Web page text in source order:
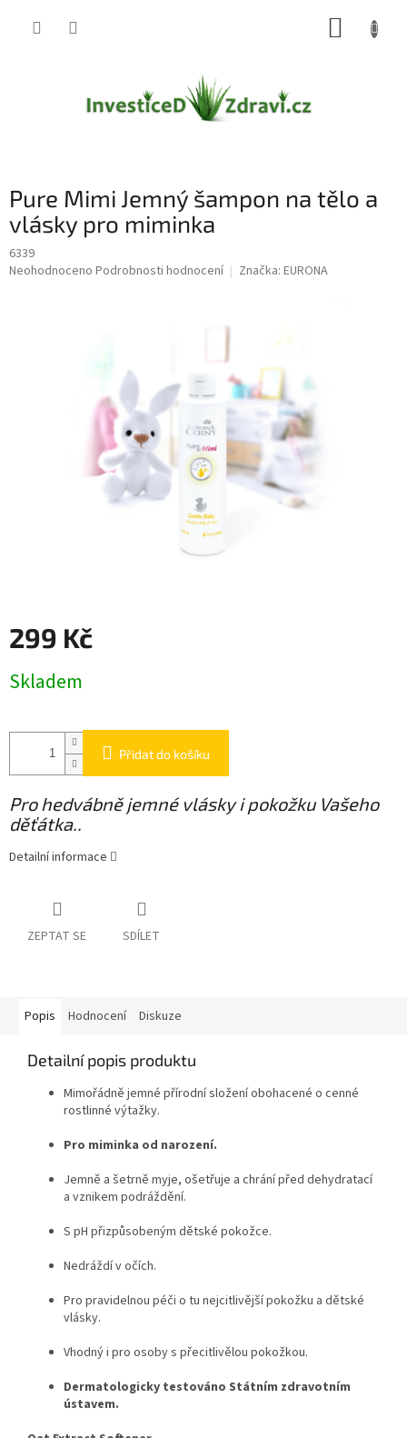
Pure Mimi Jemný šampon na tělo a
vlásky pro miminka
6339
Průměrné
Neohodnoceno Podrobnosti hodnocení Značka: EURONA
299 Kč
cena:
Skladem
Přidat do košíku
Pro hedvábně jemné vlásky i pokožku Vašeho
děťátka..
Detailní informace
ZEPTAT SE SDÍLET
Popis Hodnocení Diskuze
Detailní popis produktu
Mimořádně jemné přírodní složení obohacené o cenné
rostlinné výtažky.
Pro miminka od narození.
Jemně a šetrně myje, ošetřuje a chrání před dehydratací
a vznikem podráždění.
S pH přizpůsobeným dětské pokožce.
Nedráždí v očích.
Pro pravidelnou péči o tu nejcitlivější pokožku a dětské
vlásky.
Vhodný i pro osoby s přecitlivělou pokožkou.
Dermatologicky testováno Státním zdravotním
ústavem.